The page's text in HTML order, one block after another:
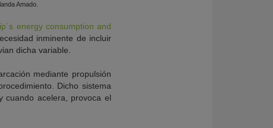
Amado.
energy consumption and
inminente de incluir
dicha variable.
mediante propulsión
Dicho sistema
acelera, provoca el